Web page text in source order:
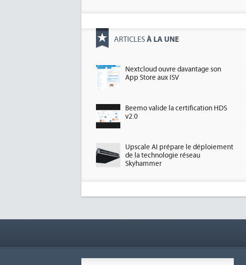
ARTICLES À LA UNE
Nextcloud ouvre davantage son
App Store aux ISV
Beemo valide la certification HDS
v2.0
Upscale AI prépare le déploiement
de la technologie réseau
Skyhammer